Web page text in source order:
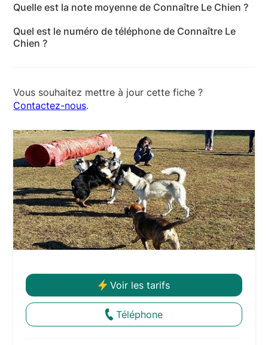
les suivants : lundi: 14:00-19:30 - mardi: Fermé -
mercredi: 14:00-19:30 - jeudi: Fermé - vendredi:
14:00-19:30 - samedi: 10:00-17:00 - dimanche: Fermé
Quelle est la note moyenne de Connaître Le Chien ?
moyenne de 4,9 sur 5.
Quel est le numéro de téléphone de Connaître Le
Chien ?
Vous souhaitez mettre à jour cette fiche ?
Contactez-nous.
Voir les tarifs
Téléphone